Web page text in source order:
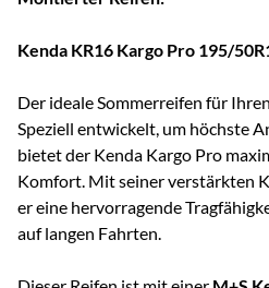
Kenda KR16 Kargo Pro 195/
Der ideale Sommerreifen für
Speziell entwickelt, um höchste
bietet der Kenda Kargo Pro
Komfort. Mit seiner verstärkten
er eine hervorragende
auf langen Fahrten.